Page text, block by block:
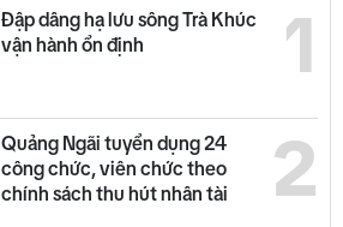
1
Đập dâng hạ lưu sông Trà Khúc
vận hành ổn định
2
Quảng Ngãi tuyển dụng 24
công chức, viên chức theo
chính sách thu hút nhân tài